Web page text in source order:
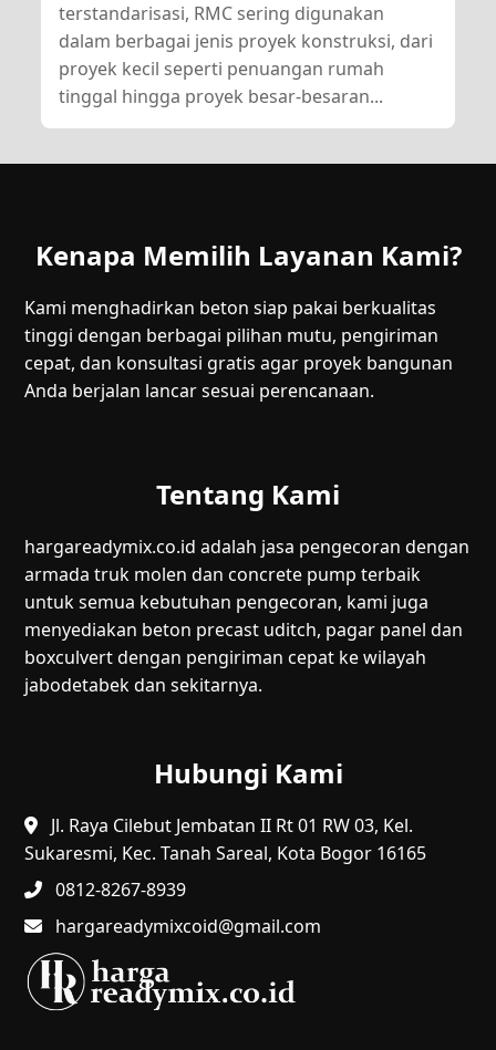
terstandarisasi, RMC sering digunakan
dalam berbagai jenis proyek konstruksi, dari
proyek kecil seperti penuangan rumah
tinggal hingga proyek besar-besaran...
Kenapa Memilih Layanan Kami?
Kami menghadirkan beton siap pakai berkualitas
tinggi dengan berbagai pilihan mutu, pengiriman
cepat, dan konsultasi gratis agar proyek bangunan
Anda berjalan lancar sesuai perencanaan.
Tentang Kami
hargareadymix.co.id adalah jasa pengecoran dengan
armada truk molen dan concrete pump terbaik
untuk semua kebutuhan pengecoran, kami juga
menyediakan beton precast uditch, pagar panel dan
boxculvert dengan pengiriman cepat ke wilayah
jabodetabek dan sekitarnya.
Hubungi Kami
Jl. Raya Cilebut Jembatan II Rt 01 RW 03, Kel.
Sukaresmi, Kec. Tanah Sareal, Kota Bogor 16165
0812-8267-8939
hargareadymixcoid@gmail.com